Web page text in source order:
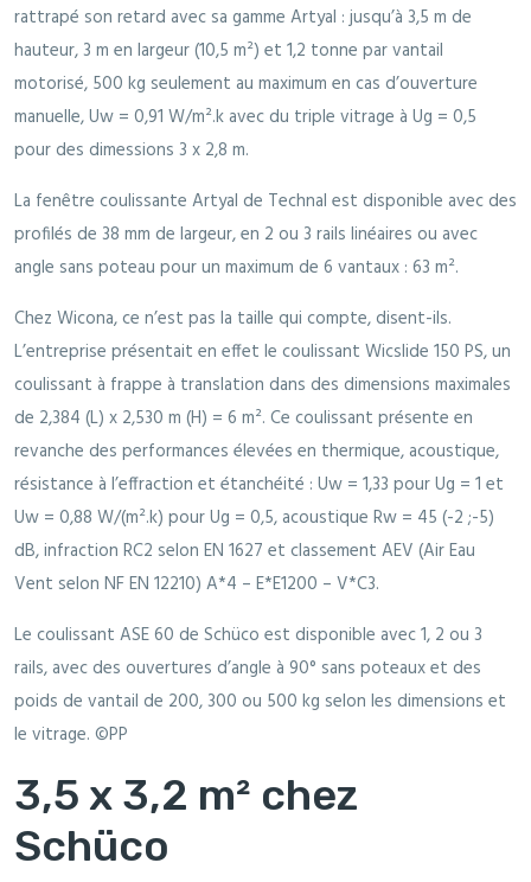
rattrapé son retard avec sa gamme Artyal : jusqu’à 3,5 m de
hauteur, 3 m en largeur (10,5 m²) et 1,2 tonne par vantail
motorisé, 500 kg seulement au maximum en cas d’ouverture
manuelle, Uw = 0,91 W/m².k avec du triple vitrage à Ug = 0,5
pour des dimessions 3 x 2,8 m.
La fenêtre coulissante Artyal de Technal est disponible avec des
profilés de 38 mm de largeur, en 2 ou 3 rails linéaires ou avec
angle sans poteau pour un maximum de 6 vantaux : 63 m².
Chez Wicona, ce n’est pas la taille qui compte, disent-ils.
L’entreprise présentait en effet le coulissant Wicslide 150 PS, un
coulissant à frappe à translation dans des dimensions maximales
de 2,384 (L) x 2,530 m (H) = 6 m². Ce coulissant présente en
revanche des performances élevées en thermique, acoustique,
résistance à l’effraction et étanchéité : Uw = 1,33 pour Ug = 1 et
Uw = 0,88 W/(m².k) pour Ug = 0,5, acoustique Rw = 45 (-2 ;-5)
dB, infraction RC2 selon EN 1627 et classement AEV (Air Eau
Vent selon NF EN 12210) A*4 – E*E1200 – V*C3.
Le coulissant ASE 60 de Schüco est disponible avec 1, 2 ou 3
rails, avec des ouvertures d’angle à 90° sans poteaux et des
poids de vantail de 200, 300 ou 500 kg selon les dimensions et
le vitrage. ©PP
3,5 x 3,2 m² chez
Schüco